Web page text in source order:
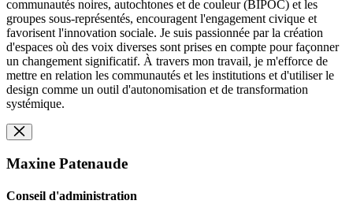
communautés noires, autochtones et de couleur (BIPOC) et les
groupes sous-représentés, encouragent l'engagement civique et
favorisent l'innovation sociale. Je suis passionnée par la création
d'espaces où des voix diverses sont prises en compte pour façonner
un changement significatif. À travers mon travail, je m'efforce de
mettre en relation les communautés et les institutions et d'utiliser le
design comme un outil d'autonomisation et de transformation
systémique.
Maxine Patenaude
Conseil d'administration